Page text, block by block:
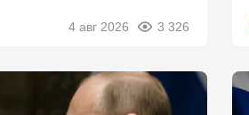
4 авг 2026 3 326